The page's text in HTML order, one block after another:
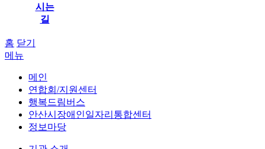
시는
길
홈 닫기
메뉴
메인
연합회/지원센터
행복드림버스
안산시장애인일자리통합센터
정보마당